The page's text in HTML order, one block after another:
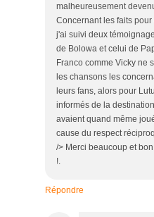
malheureusement
Concernant les faits
j'ai suivi deux
de Bolowa et celui de
Franco comme Vicky ne
les chansons les
leurs fans, alors pour
informés de la
avaient quand même
cause du respect
/> Merci beaucoup et
!.
Répondre